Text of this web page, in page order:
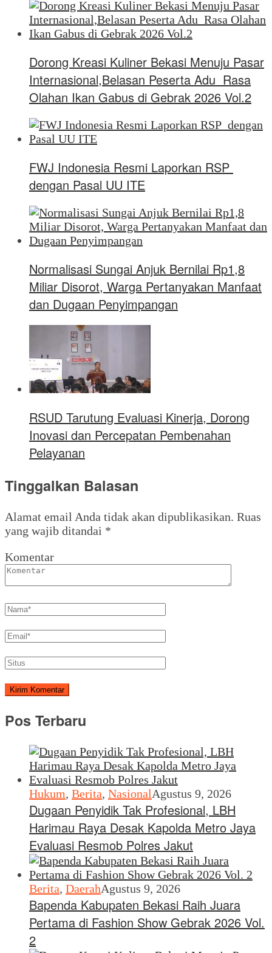
Dorong Kreasi Kuliner Bekasi Menuju Pasar
Internasional,Belasan Peserta Adu Rasa
Olahan Ikan Gabus di Gebrak 2026 Vol.2
FWJ Indonesia Resmi Laporkan RSP
dengan Pasal UU ITE
Normalisasi Sungai Anjuk Bernilai Rp1,8
Miliar Disorot, Warga Pertanyakan Manfaat
dan Dugaan Penyimpangan
RSUD Tarutung Evaluasi Kinerja, Dorong
Inovasi dan Percepatan Pembenahan
Pelayanan
Tinggalkan Balasan
Alamat email Anda tidak akan dipublikasikan. Ruas
yang wajib ditandai *
Komentar
Pos Terbaru
Hukum, Berita, NasionalAgustus 9, 2026
Dugaan Penyidik Tak Profesional, LBH
Harimau Raya Desak Kapolda Metro Jaya
Evaluasi Resmob Polres Jakut
Berita, DaerahAgustus 9, 2026
Bapenda Kabupaten Bekasi Raih Juara
Pertama di Fashion Show Gebrak 2026 Vol.
2